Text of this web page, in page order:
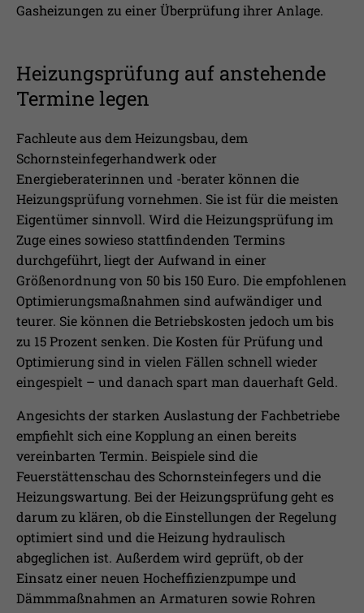
Gasheizungen zu einer Überprüfung ihrer Anlage.
Heizungsprüfung auf anstehende
Termine legen
Fachleute aus dem Heizungsbau, dem
Schornsteinfegerhandwerk oder
Energieberaterinnen und -berater können die
Heizungsprüfung vornehmen. Sie ist für die meisten
Eigentümer sinnvoll. Wird die Heizungsprüfung im
Zuge eines sowieso stattfindenden Termins
durchgeführt, liegt der Aufwand in einer
Größenordnung von 50 bis 150 Euro. Die empfohlenen
Optimierungsmaßnahmen sind aufwändiger und
teurer. Sie können die Betriebskosten jedoch um bis
zu 15 Prozent senken. Die Kosten für Prüfung und
Optimierung sind in vielen Fällen schnell wieder
eingespielt – und danach spart man dauerhaft Geld.
Angesichts der starken Auslastung der Fachbetriebe
empfiehlt sich eine Kopplung an einen bereits
vereinbarten Termin. Beispiele sind die
Feuerstättenschau des Schornsteinfegers und die
Heizungswartung. Bei der Heizungsprüfung geht es
darum zu klären, ob die Einstellungen der Regelung
optimiert sind und die Heizung hydraulisch
abgeglichen ist. Außerdem wird geprüft, ob der
Einsatz einer neuen Hocheffizienzpumpe und
Dämmmaßnahmen an Armaturen sowie Rohren